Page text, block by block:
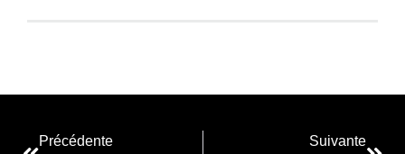
Précédente Suivante